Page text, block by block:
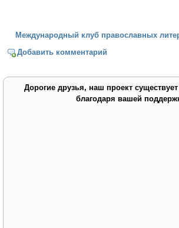
Международный клуб православных
Добавить комментарий
Дорогие друзья, наш проект
благодаря вашей